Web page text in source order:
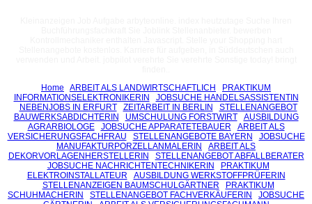
Home
ARBEIT ALS LANDWIRTSCHAFTLICH
PRAKTIKUM
INFORMATIONSELEKTRONIKERIN
JOBSUCHE HANDELSASSISTENTIN
NEBENJOBS IN ERFURT
ZEITARBEIT IN BERLIN
STELLENANGEBOT
BAUWERKSABDICHTERIN
UMSCHULUNG FORSTWIRT
AUSBILDUNG
AGRARBIOLOGE
JOBSUCHE APPARATETEBAUER
ARBEIT ALS
VERSICHERUNGSFACHFRAU
STELLENANGEBOTE BAYERN
JOBSUCHE
MANUFAKTURPORZELLANMALERIN
ARBEIT ALS
DEKORVORLAGENHERSTELLERIN
STELLENANGEBOT ABFALLBERATER
JOBSUCHE NACHRICHTENTECHNIKERIN
PRAKTIKUM
ELEKTROINSTALLATEUR
AUSBILDUNG WERKSTOFFPRÜFERIN
STELLENANZEIGEN BAUMSCHULGÄRTNER
PRAKTIKUM
SCHUHMACHERIN
STELLENANGEBOT FACHVERKÄUFERIN
JOBSUCHE